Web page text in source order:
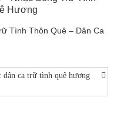
Hương
Tình Thôn Quê – Dân Ca
dân ca trữ tình quê hương